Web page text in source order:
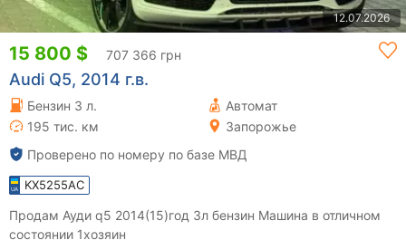
12.07.2026
15 800 $ 707 366 грн
Audi Q5, 2014 г.в.
Бензин 3 л.
Автомат
195 тис. км
Запорожье
Проверено по номеру по базе МВД
KX5255AC
Продам Ауди q5 2014(15)год 3л бензин Машина в отличном
состоянии 1хозяин